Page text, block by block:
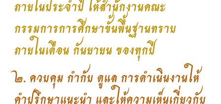
ภายในประจำปี ให้สำนักงานคณะ
กรรมการการศึกษาขั้นพื้นฐานทราบ
ภายในเดือน กันยายน ของทุกปี
๒. ควบคุม กำกับ ดูแล การดำเนินงานให้
คำปรึกษาแนะนำ และให้ความเห็นเกี่ยวกับ